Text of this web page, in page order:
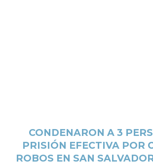
CONDENARON A 3
PRISIÓN EFECTIVA POR
ROBOS EN SAN